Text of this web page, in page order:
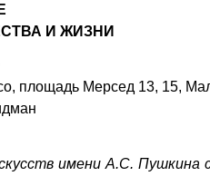
И ЖИЗНИ
площадь Мерсед 13, 15,
имени А.С.